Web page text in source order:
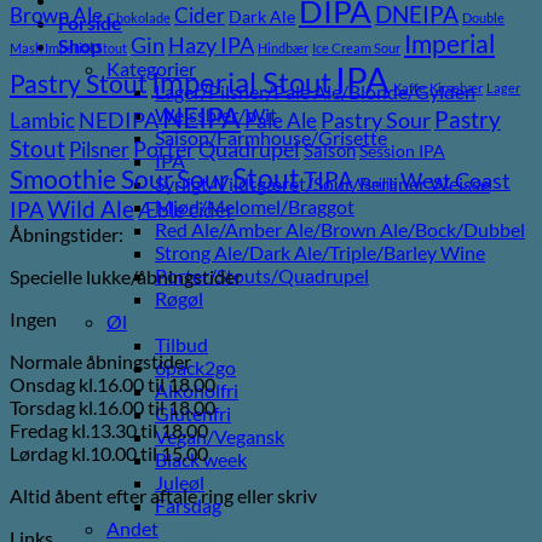
Forside
Shop
Kategorier
Lager/Pilsner/Pale Ale/Blonde/Gylden
Weissbier/Wit
Saison/Farmhouse/Grisette
IPA
Syrligt/Vildtgæret/Sour/Berliner Weisse
Mjød/Melomel/Braggot
Red Ale/Amber Ale/Brown Ale/Bock/Dubbel
Strong Ale/Dark Ale/Triple/Barley Wine
Porter/Stouts/Quadrupel
Røgøl
Øl
Tilbud
6pack2go
Alkoholfri
Glutenfri
Vegan/Vegansk
Black week
Juleøl
Farsdag
Andet
Brown Ale Chokolade Cider Dark Ale DIPA DNEIPA Double
Mash Imperial Stout Gin Hazy IPA Hindbær Ice Cream Sour Imperial
Pastry StoutImperial StoutIPA Kaffe Kirsebær Lager
Lambic NEDIPANEIPAPale Ale Pastry Sour Pastry
Stout Pilsner PorterQuadrupelSaisonSession IPA
Smoothie SourSourStoutTIPA Vanilje West Coast
IPAWild Ale Æble cider
Åbningstider:
Specielle lukke/åbningstider
Ingen
Normale åbningstider
Onsdag kl.16.00 til 18.00
Torsdag kl.16.00 til 18.00
Fredag kl.13.30 til 18.00
Lørdag kl.10.00 til 15.00
Altid åbent efter aftale ring eller skriv